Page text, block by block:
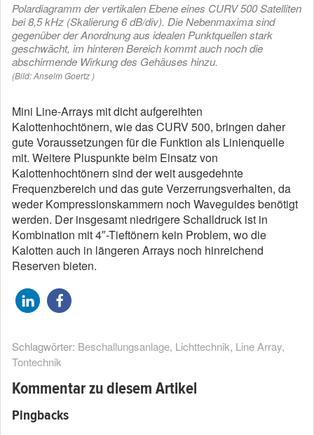
Polardiagramm der vertikalen Ebene eines CURV 500 Satelliten
bei 8,5 kHz (Skalierung 6 dB/div). Die Nebenmaxima sind
gegenüber der Anordnung aus idealen Punktquellen stark
geschwächt, im hinteren Bereich kommt auch noch die
abschirmende Wirkung des Gehäuses hinzu.
(Bild: Anselm Goertz )
Mini Line-Arrays mit dicht aufgereihten
Kalottenhochtönern, wie das CURV 500, bringen daher
gute Voraussetzungen für die Funktion als Linienquelle
mit. Weitere Pluspunkte beim Einsatz von
Kalottenhochtönern sind der weit ausgedehnte
Frequenzbereich und das gute Verzerrungsverhalten, da
weder Kompressionskammern noch Waveguides benötigt
werden. Der insgesamt niedrigere Schalldruck ist in
Kombination mit 4″-Tieftönern kein Problem, wo die
Kalotten auch in längeren Arrays noch hinreichend
Reserven bieten.
Schlagwörter: Beschallungsanlage, Lichttechnik, Line Array,
Tontechnik
Kommentar zu diesem Artikel
Pingbacks